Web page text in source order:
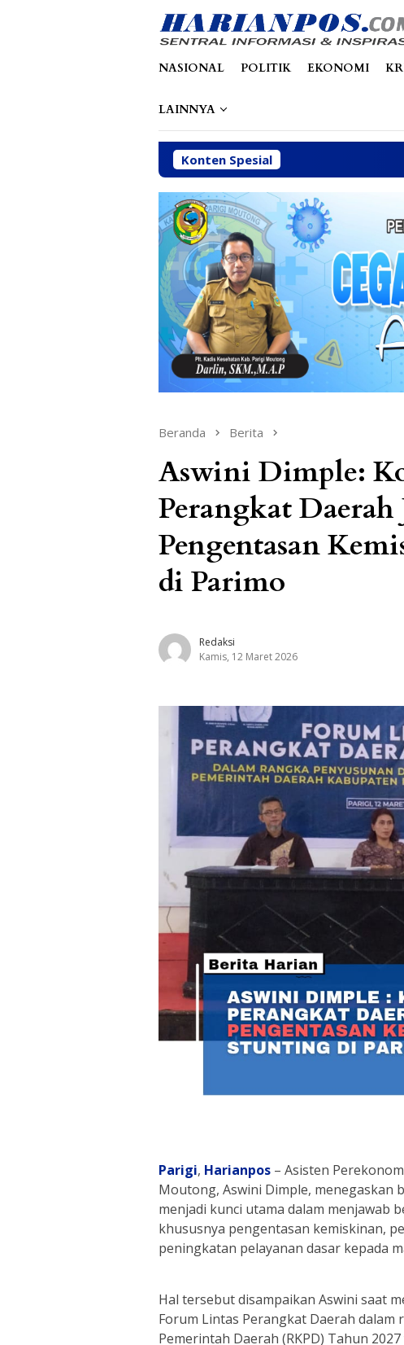
NASIONAL POLITIK EKONOMI
LAINNYA
Konten Spesial
Beranda Berita
Aswini Dimple:
Perangkat
Pengentasan
di Parimo
Redaksi
Kamis, 12 Maret 2026
Parigi, Harianpos – Asisten
Moutong, Aswini Dimple, menegaskan
menjadi kunci utama dalam menjawab
khususnya pengentasan kemiskinan,
peningkatan pelayanan dasar kepada
Hal tersebut disampaikan Aswini saat
Forum Lintas Perangkat Daerah dalam
Pemerintah Daerah (RKPD) Tahun